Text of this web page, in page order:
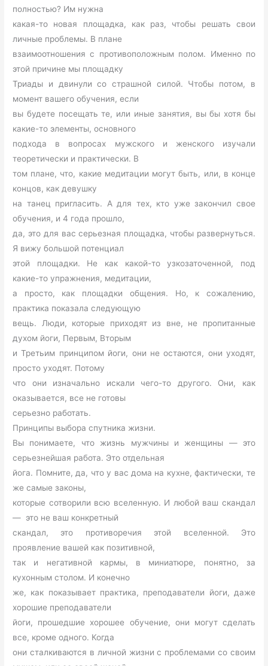
полностью? Им нужна
какая-то новая площадка, как раз, чтобы решать свои
личные проблемы. В плане
взаимоотношения с противоположным полом. Именно по
этой причине мы площадку
Триады и двинули со страшной силой. Чтобы потом, в
момент вашего обучения, если
вы будете посещать те, или иные занятия, вы бы хотя бы
какие-то элементы, основного
подхода в вопросах мужского и женского изучали
теоретически и практически. В
том плане, что, какие медитации могут быть, или, в конце
концов, как девушку
на танец пригласить. А для тех, кто уже закончил свое
обучения, и 4 года прошло,
да, это для вас серьезная площадка, чтобы развернуться.
Я вижу большой потенциал
этой площадки. Не как какой-то узкозаточенной, под
какие-то упражнения, медитации,
а просто, как площадки общения. Но, к сожалению,
практика показала следующую
вещь. Люди, которые приходят из вне, не пропитанные
духом йоги, Первым, Вторым
и Третьим принципом йоги, они не остаются, они уходят,
просто уходят. Потому
что они изначально искали чего-то другого. Они, как
оказывается, все не готовы
серьезно работать.
Принципы выбора спутника жизни.
Вы понимаете, что жизнь мужчины и женщины — это
серьезнейшая работа. Это отдельная
йога. Помните, да, что у вас дома на кухне, фактически, те
же самые законы,
которые сотворили всю вселенную. И любой ваш скандал
— это не ваш конкретный
скандал, это противоречия этой вселенной. Это
проявление вашей как позитивной,
так и негативной кармы, в миниатюре, понятно, за
кухонным столом. И конечно
же, как показывает практика, преподаватели йоги, даже
хорошие преподаватели
йоги, прошедшие хорошее обучение, они могут сделать
все, кроме одного. Когда
они сталкиваются в личной жизни с проблемами со своим